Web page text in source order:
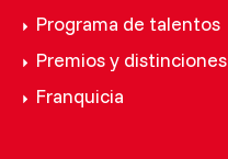
Programa de talentos
Premios y distinciones
Franquicia